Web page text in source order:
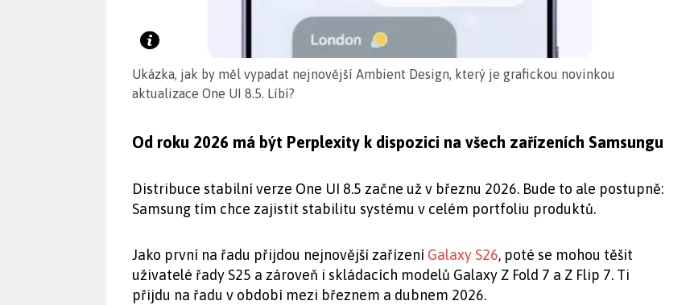
Ukázka, jak by měl vypadat nejnovější Ambient Design, který je grafickou novinkou
aktualizace One UI 8.5. Líbí?
Od roku 2026 má být Perplexity k dispozici na všech zařízeních Samsungu
Distribuce stabilní verze One UI 8.5 začne už v březnu 2026. Bude to ale postupně:
Samsung tím chce zajistit stabilitu systému v celém portfoliu produktů.
Jako první na řadu přijdou nejnovější zařízení Galaxy S26, poté se mohou těšit
uživatelé řady S25 a zároveň i skládacích modelů Galaxy Z Fold 7 a Z Flip 7. Ti
přijdu na řadu v období mezi březnem a dubnem 2026.